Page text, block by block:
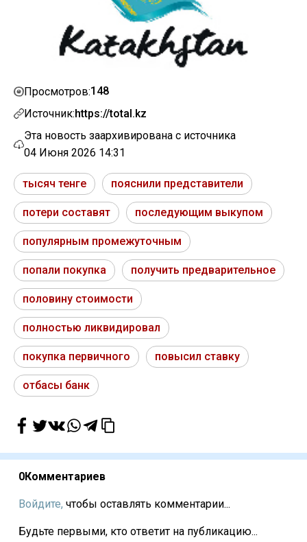
Просмотров:148
Источник:https://total.kz
Эта новость заархивирована с источника
04 Июня 2026 14:31
тысяч тенге пояснили представители
потери составят последующим выкупом
популярным промежуточным
попали покупка получить предварительное
половину стоимости
полностью ликвидировал
покупка первичного повысил ставку
отбасы банк
0Комментариев
Войдите, чтобы оставлять комментарии...
Будьте первыми, кто ответит на публикацию...